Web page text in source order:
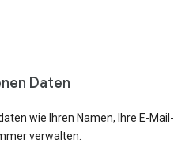
Daten
wie Ihren Namen, Ihre E-Mail-
verwalten.